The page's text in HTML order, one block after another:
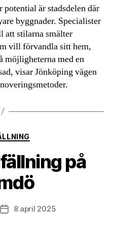
är stadsdelen där
byggnader. Specialister
att stilarna smälter
vill förvandla sitt hem,
möjligheterna med en
visar Jönköping vägen
Kategorier
på
Inläggsdatum
8 april 2025